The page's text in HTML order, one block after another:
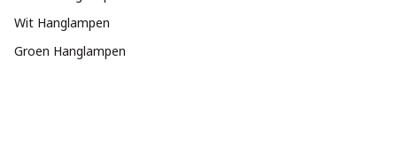
Wit Hanglampen
Groen Hanglampen